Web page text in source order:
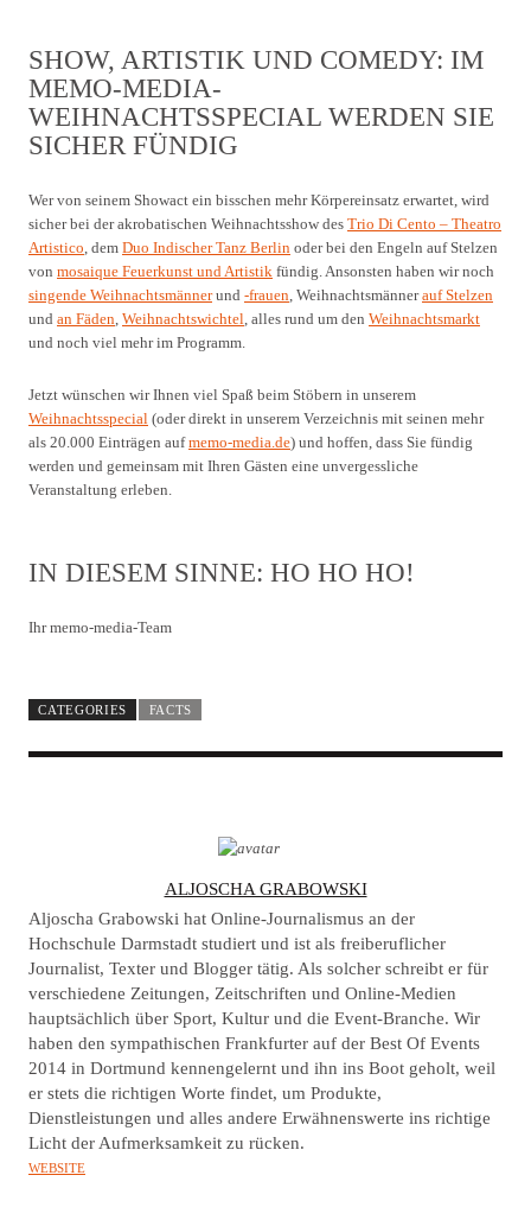
SHOW, ARTISTIK UND COMEDY: IM
MEMO-MEDIA-
WEIHNACHTSSPECIAL WERDEN SIE
SICHER FÜNDIG
Wer von seinem Showact ein bisschen mehr Körpereinsatz erwartet, wird
sicher bei der akrobatischen Weihnachtsshow des Trio Di Cento – Theatro
Artistico, dem Duo Indischer Tanz Berlin oder bei den Engeln auf Stelzen
von mosaique Feuerkunst und Artistik fündig. Ansonsten haben wir noch
singende Weihnachtsmännerund -frauen, Weihnachtsmännerauf Stelzen
und an Fäden, Weihnachtswichtel, alles rund um den Weihnachtsmarkt
und noch viel mehr im Programm.
Jetzt wünschen wir Ihnen viel Spaß beim Stöbern in unserem
Weihnachtsspecial (oder direkt in unserem Verzeichnis mit seinen mehr
als 20.000 Einträgen aufmemo-media.de) und hoffen, dass Sie fündig
werden und gemeinsam mit Ihren Gästen eine unvergessliche
Veranstaltung erleben.
IN DIESEM SINNE: HO HO HO!
Ihr memo-media-Team
CATEGORIES FACTS
U
T
H
O
R
ALJOSCHA GRABOWSKI
Aljoscha Grabowski hat Online-Journalismus an der
Hochschule Darmstadt studiert und ist als freiberuflicher
Journalist, Texter und Blogger tätig. Als solcher schreibt er für
verschiedene Zeitungen, Zeitschriften und Online-Medien
hauptsächlich über Sport, Kultur und die Event-Branche. Wir
haben den sympathischen Frankfurter auf der Best Of Events
2014 in Dortmund kennengelernt und ihn ins Boot geholt, weil
er stets die richtigen Worte findet, um Produkte,
Dienstleistungen und alles andere Erwähnenswerte ins richtige
Licht der Aufmerksamkeit zu rücken.
WEBSITE